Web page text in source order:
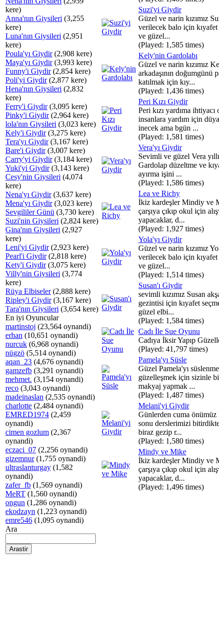
kere)
Anna'nın Giysileri (3,255
kere)
Luna'nın Giysileri (2,951
kere)
Poula'yı Giydir(2,908 kere)
Maya'yı Giydir(3,993 kere)
Funny'i Giydir(2,854 kere)
Poli'yi Giydir(2,877 kere)
Hena'nın Giysileri (2,832
kere)
Ferry'i Giydir(3,095 kere)
Pinky'i Giydir(2,964 kere)
lola'nın Giysileri (3,023 kere)
Kely'i Giydir(3,275 kere)
Tera'yı Giydir(3,167 kere)
Bare'i Giydir(3,007 kere)
Carry'yi Giydir(3,184 kere)
Yuki'yi Giydir(3,143 kere)
Cesy'nin Giysileri (4,074
kere)
Nena'yı Giydir(3,637 kere)
Mena'yı Giydir(3,023 kere)
Sevgililer Günü (3,730 kere)
Suzi'nin Giysileri (2,824 kere)
Gina'nın Giysileri (2,927
kere)
Leni'yi Giydir(2,923 kere)
Pearl'i Giydir(2,818 kere)
Kety'i Giydir(3,075 kere)
Villy'nin Giysileri (3,774
kere)
Rüya Elbiseler(2,888 kere)
Ripley'i Giydir(3,167 kere)
Tara'nın Giysileri (3,654 kere)
En iyi Oyuncular
martinstoj (23,564 oynandi)
erhan (10,651 oynandi)
nurcuk (6,968 oynandi)
nügzö (5,514 oynandi)
aqan_23 (4,676 oynandi)
gamzefb (3,291 oynandi)
mehmet. (3,154 oynandi)
reco (3,043 oynandi)
madeinaslan (2,535 oynandi)
charlotte (2,484 oynandi)
EMRED1974 (2,459
oynandi)
cimen gozlum (2,367
oynandi)
eczaci_07 (2,256 oynandi)
gizemnur(1,755 oynandi)
ultraslanturgay (1,582
oynandi)
zafer_fb (1,569 oynandi)
MeRT (1,560 oynandi)
ongun (1,286 oynandi)
ekodzayn (1,223 oynandi)
emre546 (1,095 oynandi)
Ara
Suzi'yi Giydir
Güzel ve narin kızımız
verilecek balo için kıyafet
ve güzel...
(Played: 1,585 times)
Kely'nin Gardolabı
Güzel ve narin kızımız
arkadaşının doğumgünü
katılmak için kıy...
(Played: 1,436 times)
Peri Kızı Giydir
Peri kızı yardıma ihtiyacı
insanlara yardım için
inecek ama bgün ...
(Played: 1,581 times)
Vera'yı Giydir
Sevimli ve güzel Vera
Gardolap düzeltme ve
ayırma işini ...
(Played: 1,586 times)
Lea ve Richy
İkiz kardeşler Mindiy ve
çarşıya çıkıp okul için
yapacaklar, d...
(Played: 1,927 times)
Yola'yı Giydir
Güzel ve narin kızımız
verilecek balo için kıyafet
ve güzel...
(Played: 1,514 times)
Susan'ı Giydir
sevimli kızımız Susan
gezintisi için kıyafet
güzel elbi...
(Played: 1,584 times)
Cadı İle Sue Oyunu
Cadıya İksir Yapıp
(Played: 41,797 times)
Pamela'yı Süsle
Güzel Pamela'yı
güzelleşmek için sizinle
makyaj yapmak ...
(Played: 1,487 times)
Melani'yi Giydir
Günlerden cuma önümüz
sonu derslerimizi
biraz gezip r...
(Played: 1,580 times)
Mindy ve Mike
İkiz kardeşler Mindiy ve
çarşıya çıkıp okul için
yapacaklar, d...
(Played: 1,496 times)